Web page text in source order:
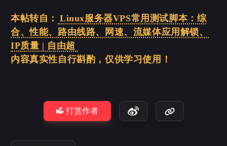
本帖转自： Linux服务器VPS常用测试脚本：综
合、性能、路由线路、网速、流媒体应用解锁、
IP质量 | 自由超
内容真实性自行斟酌，仅供学习使用！
打赏作者